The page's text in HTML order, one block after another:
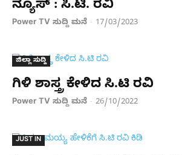
ನ್ಯೂಸ್ : ಸಿ.ಟಿ. ರವಿ
Power TV ಸುದ್ದಿ ಮನೆ - 17/03/2023
ಜಿಲ್ಲಾ ಸುದ್ದಿ
ಗಿಳಿ ಶಾಸ್ತ್ರ ಕೇಳಿದ ಸಿ.ಟಿ ರವಿ
Power TV ಸುದ್ದಿ ಮನೆ - 26/10/2022
JUST IN